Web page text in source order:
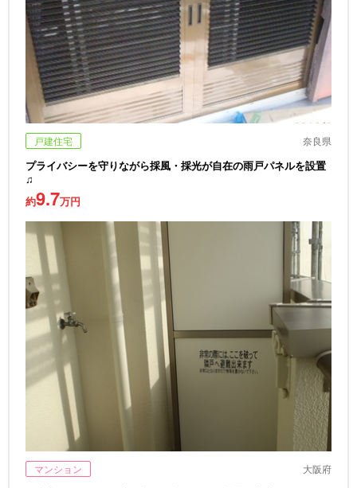
戸建住宅 奈良県
プライバシーを守りながら採風・採光が自在の雨戸パネルを設置
♫
約9.7万円
マンション 大阪府